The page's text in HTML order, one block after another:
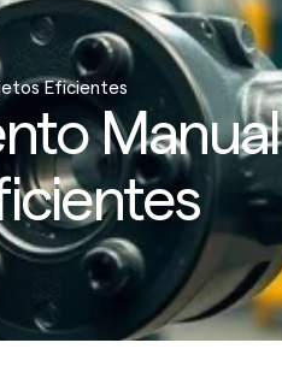
Eficientes
Manual